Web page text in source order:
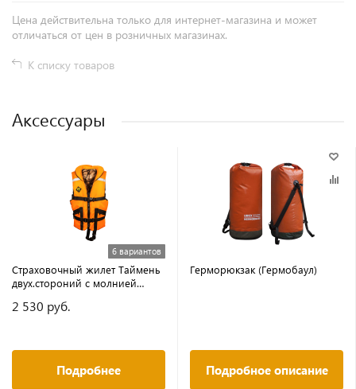
Цена действительна только для интернет-магазина и может
отличаться от цен в розничных магазинах.
К списку товаров
Аксессуары
6 вариантов
Страховочный жилет Таймень
двух.стороний с молнией
2 530 руб.
Подробнее
Герморюкзак (Гермобаул)
Подробное описание